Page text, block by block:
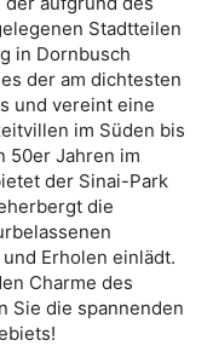
Stadtteilen
in Dornbusch
der am dichtesten
und vereint eine
im Süden bis
50er Jahren im
der Sinai-Park
die
Erholen einlädt.
Charme des
Sie die spannenden